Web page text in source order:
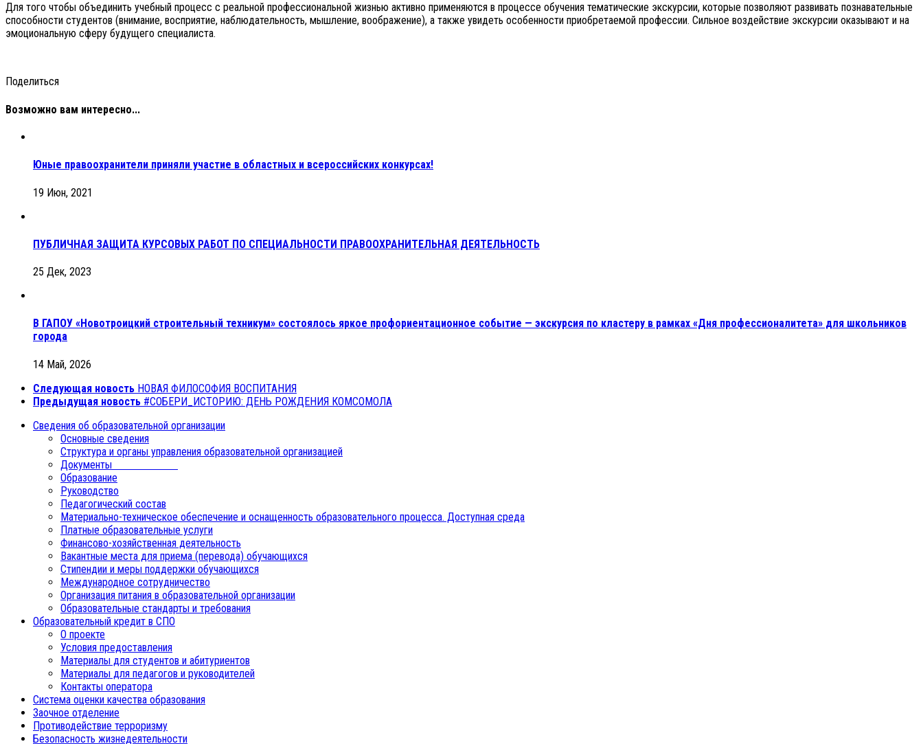
Для того чтобы объединить учебный процесс с реальной профессиональной жизнью активно применяются в процессе обучения тематические экскурсии, которые позволяют развивать познавательные
способности студентов (внимание, восприятие, наблюдательность, мышление, воображение), а также увидеть особенности приобретаемой профессии. Сильное воздействие экскурсии оказывают и на
эмоциональную сферу будущего специалиста.
Поделиться
Возможно вам интересно...
Юные правоохранители приняли участие в областных и всероссийских конкурсах!
19 Июн, 2021
ПУБЛИЧНАЯ ЗАЩИТА КУРСОВЫХ РАБОТ ПО СПЕЦИАЛЬНОСТИ ПРАВООХРАНИТЕЛЬНАЯ ДЕЯТЕЛЬНОСТЬ
25 Дек, 2023
В ГАПОУ «Новотроицкий строительный техникум» состоялось яркое профориентационное событие — экскурсия по кластеру в рамках «Дня профессионалитета» для школьников
города
14 Май, 2026
Следующая новость НОВАЯ ФИЛОСОФИЯ ВОСПИТАНИЯ
Предыдущая новость #СОБЕРИ_ИСТОРИЮ: ДЕНЬ РОЖДЕНИЯ КОМСОМОЛА
Сведения об образовательной организации
Основные сведения
Структура и органы управления образовательной организацией
Документы
Образование
Руководство
Педагогический состав
Материально-техническое обеспечение и оснащенность образовательного процесса. Доступная среда
Платные образовательные услуги
Финансово-хозяйственная деятельность
Вакантные места для приема (перевода) обучающихся
Стипендии и меры поддержки обучающихся
Международное сотрудничество
Организация питания в образовательной организации
Образовательные стандарты и требования
Образовательный кредит в СПО
О проекте
Условия предоставления
Материалы для студентов и абитуриентов
Материалы для педагогов и руководителей
Контакты оператора
Система оценки качества образования
Заочное отделение
Противодействие терроризму
Безопасность жизнедеятельности